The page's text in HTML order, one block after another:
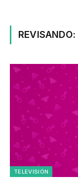
REVISANDO:
TELEVISIÓN